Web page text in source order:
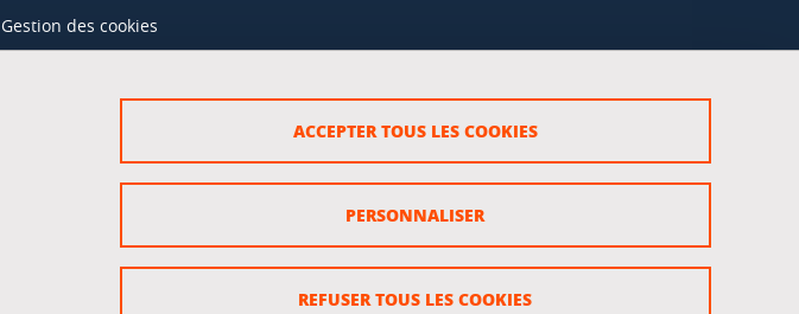
Gestion des cookies
Accès réservés
ACCEPTER TOUS LES COOKIES
REFUSER TOUS LES COOKIES
PERSONNALISER